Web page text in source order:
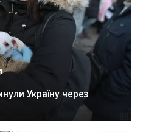
Україну через